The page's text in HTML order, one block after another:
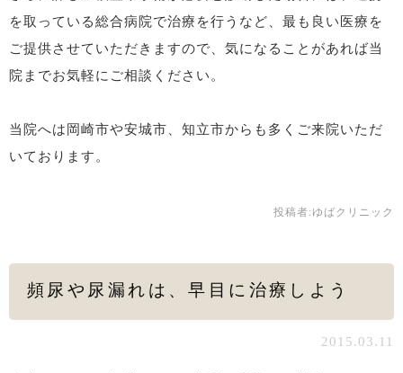
を取っている総合病院で治療を行うなど、最も良い医療を
ご提供させていただきますので、気になることがあれば当
院までお気軽にご相談ください。
当院へは岡崎市や安城市、知立市からも多くご来院いただ
いております。
投稿者: ゆばクリニック
頻尿や尿漏れは、早目に治療しよう
2015.03.11